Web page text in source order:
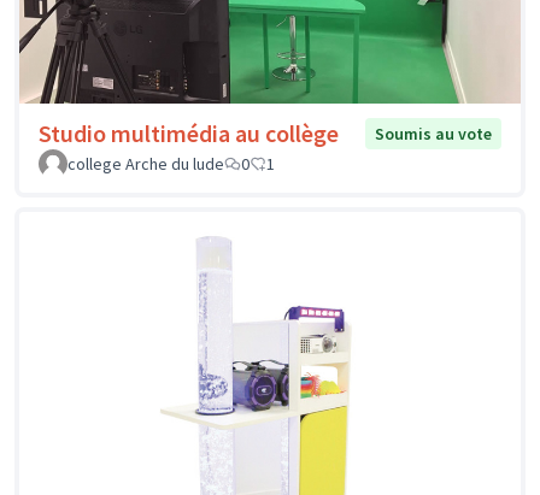
Studio multimédia au collège
Soumis au vote
college Arche du lude
0 1